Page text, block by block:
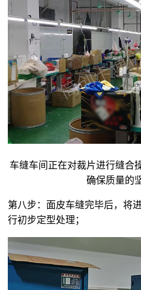
车缝车间正在对裁片进行缝合
确保质量的
第八步：面皮车缝完毕后，将
行初步定型处理；